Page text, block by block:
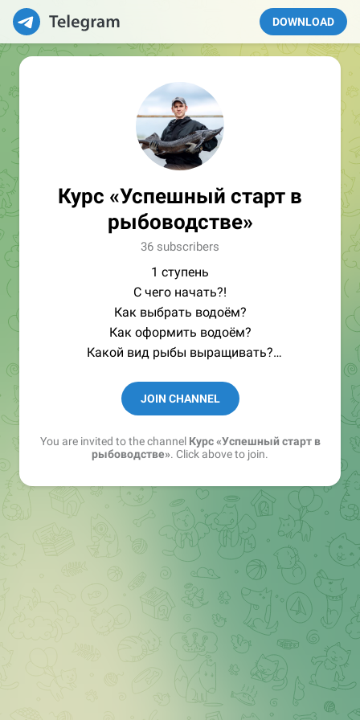
DOWNLOAD
Курс «Успешный старт в
рыбоводстве»
36 subscribers
1 ступень
С чего начать?!
Как выбрать водоём?
Как оформить водоём?
Какой вид рыбы выращивать?
С какой навески начинать?
Чем кормить?
Как зимует рыба?
Сколько денег нужно для начала?
JOIN CHANNEL
You are invited to the channel Курс «Успешный старт в
рыбоводстве». Click above to join.